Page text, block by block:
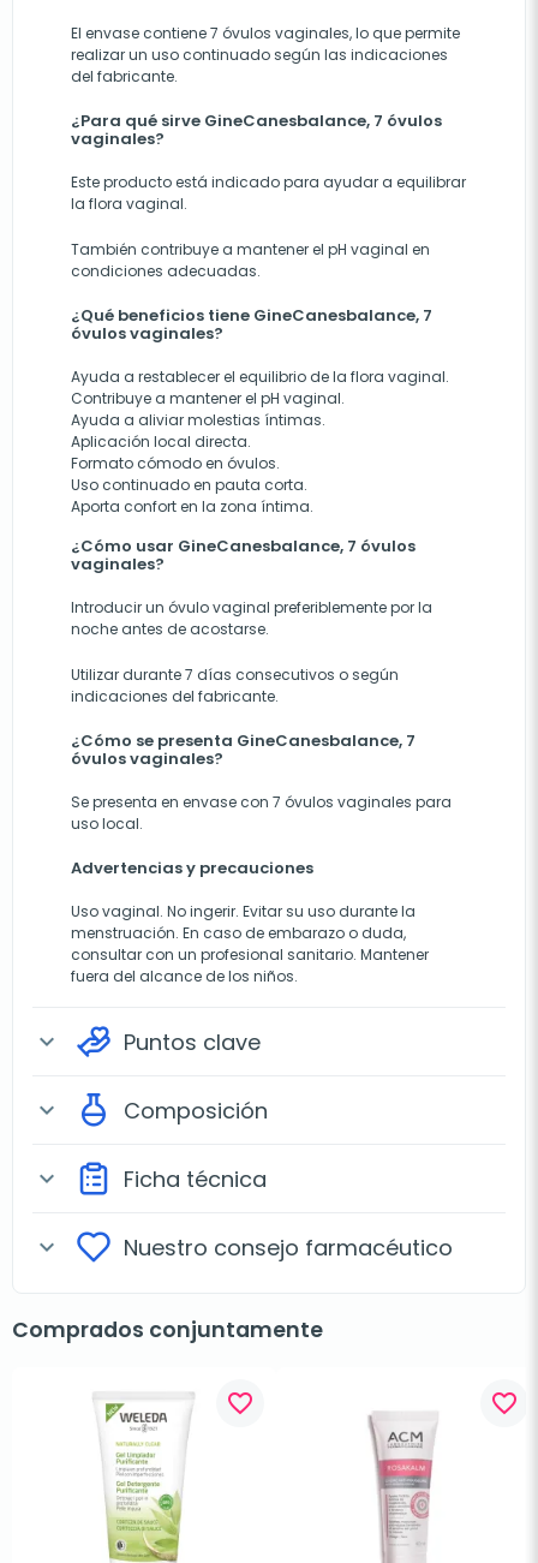
El envase contiene 7 óvulos vaginales, lo que permite
realizar un uso continuado según las indicaciones
del fabricante.
¿Para qué sirve GineCanesbalance, 7 óvulos
vaginales?
Este producto está indicado para ayudar a equilibrar
la flora vaginal.
También contribuye a mantener el pH vaginal en
condiciones adecuadas.
¿Qué beneficios tiene GineCanesbalance, 7
óvulos vaginales?
Ayuda a restablecer el equilibrio de la flora vaginal.
Contribuye a mantener el pH vaginal.
Ayuda a aliviar molestias íntimas.
Aplicación local directa.
Formato cómodo en óvulos.
Uso continuado en pauta corta.
Aporta confort en la zona íntima.
¿Cómo usar GineCanesbalance, 7 óvulos
vaginales?
Introducir un óvulo vaginal preferiblemente por la
noche antes de acostarse.
Utilizar durante 7 días consecutivos o según
indicaciones del fabricante.
¿Cómo se presenta GineCanesbalance, 7
óvulos vaginales?
Se presenta en envase con 7 óvulos vaginales para
uso local.
Advertencias y precauciones
Uso vaginal. No ingerir. Evitar su uso durante la
menstruación. En caso de embarazo o duda,
consultar con un profesional sanitario. Mantener
fuera del alcance de los niños.
expand_more Puntos clave
expand_more Composición
expand_more Ficha técnica
expand_more Nuestro consejo farmacéutico
Comprados conjuntamente
favorite_border favorite_border